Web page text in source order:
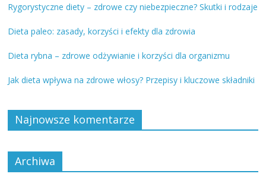
Rygorystyczne diety – zdrowe czy niebezpieczne? Skutki i rodzaje
Dieta paleo: zasady, korzyści i efekty dla zdrowia
Dieta rybna – zdrowe odżywianie i korzyści dla organizmu
Jak dieta wpływa na zdrowe włosy? Przepisy i kluczowe składniki
Najnowsze komentarze
Archiwa